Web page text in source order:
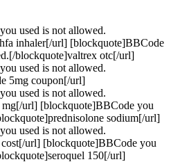
used is not allowed.
inhaler[/url] [blockquote]BBCode
blockquote]valtrex otc[/url]
used is not allowed.
5mg coupon[/url]
used is not allowed.
url] [blockquote]BBCode you
sodium[/url]
used is not allowed.
url] [blockquote]BBCode you
150[/url]